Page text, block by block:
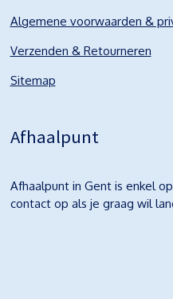
Algemene voorwaarden &
Verzenden & Retourneren
Sitemap
Afhaalpunt
Afhaalpunt in Gent is enkel
contact op als je graag wil